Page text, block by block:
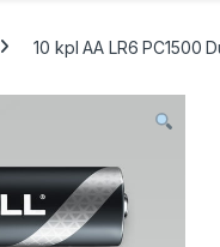
10 kpl AA LR6 PC1500